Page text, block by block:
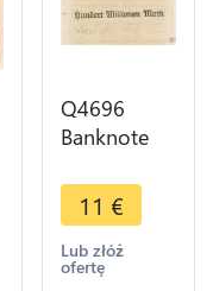
Q4696
Banknote
Cochem
Simmern
Zell 100
Millionen
11 €
Lub złóż
ofertę